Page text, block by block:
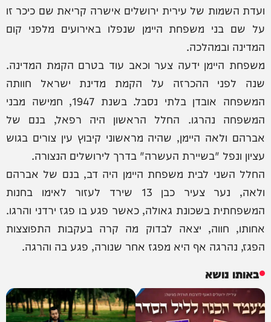
ועדת השמות של עירית ירושלים אישרה קריאת שם כיכר זו
על שם בני משפחת היימן שנפלו באירועים מלפני קום
המדינה ובמהלכה.
משפחת היימן ידעה צער וכאב עוד בטרם הקמת המדינה.
שנה לפני ההכרזה על הקמת מדינת ישראל חוותה
המשפחה אובדן בלתי נסבל. בשנת 1947, חמישה מבני
המשפחה נהרגו. החלל הראשון היה רפאל, בנם של
אברהם ולאה היימן, שהיה מראשוני קיבוץ עין צורים בגוש
עציון ונפל "בשיירת העשרה" בדרך לירושלים הנצורה.
החלל השני לבית משפחת היימן היה דב, בנם של אברהם
ולאה, נער צעיר כבן 13 שירד לעזור לאימו בחנות
המשפחתית בשכונת גאולה, כאשר פגע בו פגז ירדני והרגו.
אחותו, חווה, יצאה לבדוק מה קרה בעקבות התפוצצות
הפגז, נהרגה אף היא מפגז אחר שנורה, פגע בה והרגה.
באותו נושא